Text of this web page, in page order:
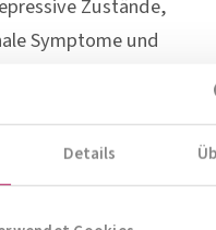
Details
–
Darm